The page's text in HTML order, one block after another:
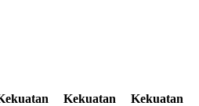
Kekuatan Kekuatan